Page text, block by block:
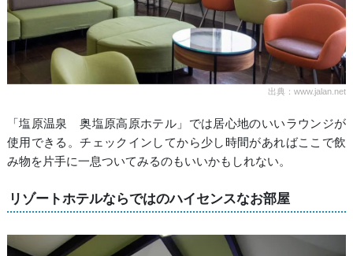
出典：www.jalan.net
「塩原温泉 奥塩原高原ホテル」では居心地のいいラウンジが
使用できる。チェックインしてから少し時間があればここで飲
み物を片手に一息ついてみるのもいいかもしれない。
リゾートホテルならではのハイセンスなお部屋